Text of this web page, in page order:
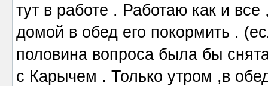
тут в работе . Работаю как и
домой в обед его покормить .
половина вопроса была бы
с Карычем . Только утром ,в